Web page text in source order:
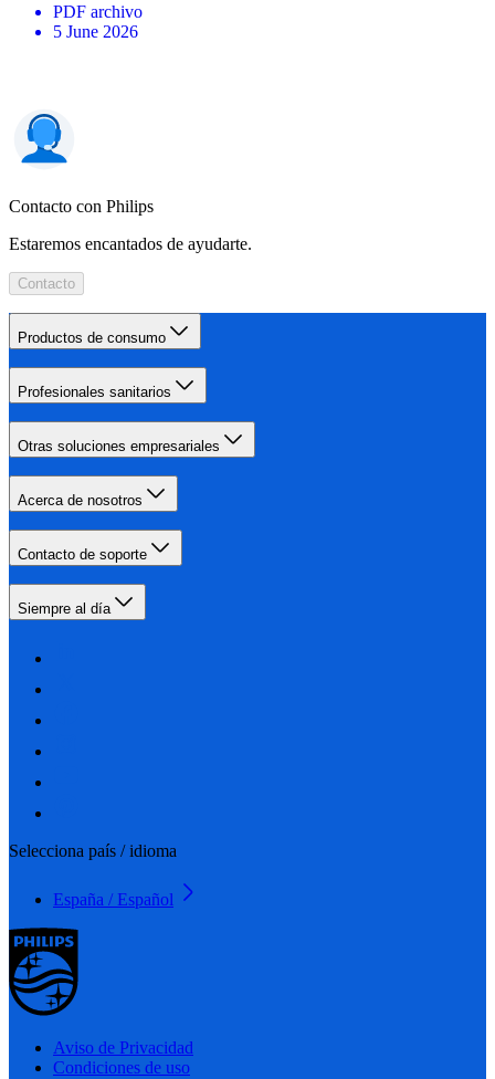
PDF archivo
5 June 2026
Contacto con Philips
Estaremos encantados de ayudarte.
Contacto
Productos de consumo
Profesionales sanitarios
Otras soluciones empresariales
Acerca de nosotros
Contacto de soporte
Siempre al día
Selecciona país / idioma
España / Español
Aviso de Privacidad
Condiciones de uso